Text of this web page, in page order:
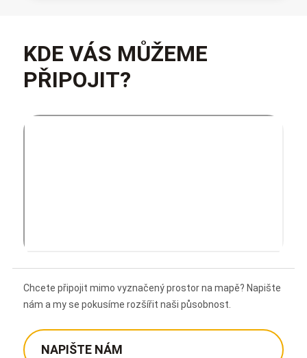
KDE VÁS MŮŽEME
PŘIPOJIT?
Chcete připojit mimo vyznačený prostor na mapě? Napište
nám a my se pokusíme rozšířit naši působnost.
NAPIŠTE NÁM